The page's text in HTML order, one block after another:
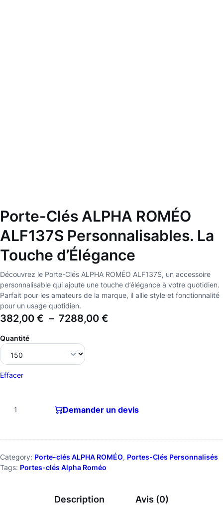
Porte-Clés ALPHA ROMÉO
ALF137S Personnalisables. La
Touche d’Élégance
Découvrez le Porte-Clés ALPHA ROMÉO ALF137S, un accessoire
personnalisable qui ajoute une touche d’élégance à votre quotidien.
Parfait pour les amateurs de la marque, il allie style et fonctionnalité
pour un usage quotidien.
382,00 € – 7288,00 €
Quantité
Effacer
Demander un devis
Category: Porte-clés ALPHA ROMÉO, Portes-Clés Personnalisés
Tags: Portes-clés Alpha Roméo
Description Avis (0)